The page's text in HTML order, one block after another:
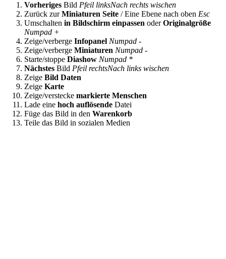
Vorheriges Bild Pfeil linksNach rechts wischen
Zurück zurMiniaturen Seite / Eine Ebene nach oben Esc
Umschalten in Bildschirm einpassen oderOriginalgröße
Numpad +
Zeige/verberge Infopanel Numpad -
Zeige/verberge Miniaturen Numpad -
Starte/stoppe Diashow Numpad *
Nächstes Bild Pfeil rechtsNach links wischen
Zeige Bild Daten
Zeige Karte
Zeige/verstecke markierte Menschen
Lade eine hoch auflösende Datei
Füge das Bild in den Warenkorb
Teile das Bild in sozialen Medien